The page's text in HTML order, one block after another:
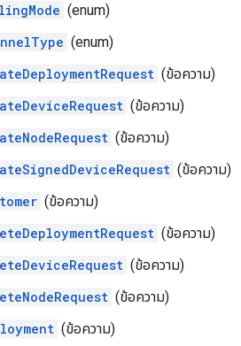
(enum)
(enum)
(ข้อความ)
(ข้อความ)
(ข้อความ)
(ข้อความ)
(ข้อความ)
(ข้อความ)
(ข้อความ)
(ข้อความ)
(ข้อความ)